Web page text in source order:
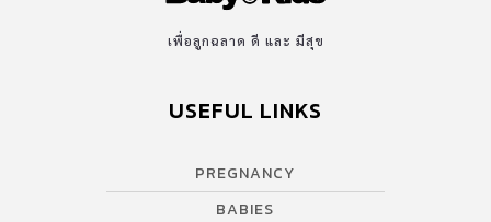
เพื่อลูกฉลาด ดี และ มีสุข
USEFUL LINKS
PREGNANCY
BABIES